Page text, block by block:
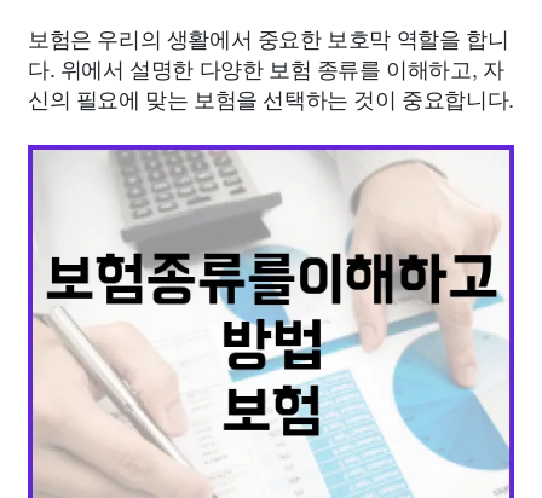
보험은 우리의 생활에서 중요한 보호막 역할을 합니
다. 위에서 설명한 다양한 보험 종류를 이해하고, 자
신의 필요에 맞는 보험을 선택하는 것이 중요합니다.